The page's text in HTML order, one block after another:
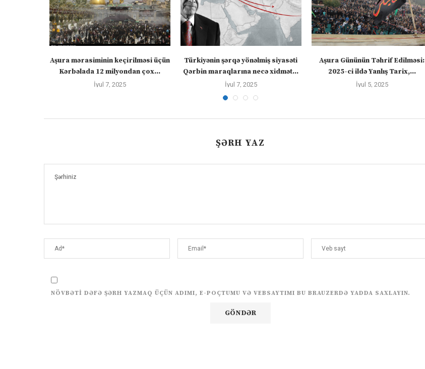
Aşura mərasiminin keçirilməsi üçün
Kərbəlada 12 milyondan çox...
İyul 7, 2025
Türkiyənin şərqə yönəlmiş siyasəti
Qərbin maraqlarına necə xidmət...
İyul 7, 2025
Aşura Gününün Təhrif Edilməsi:
2025-ci ildə Yanlış Tarix,...
İyul 5, 2025
ŞƏRH YAZ
NÖVBƏTI DƏFƏ ŞƏRH YAZMAQ ÜÇÜN ADIMI, E-POÇTUMU VƏ VEBSAYTIMI BU BRAUZERDƏ YADDA SAXLAYIN.